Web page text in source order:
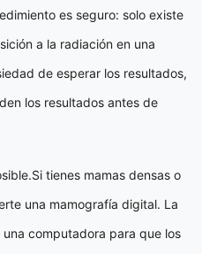
es seguro: solo existe
a la radiación en una
de esperar los resultados,
los resultados antes de
tienes mamas densas o
una mamografía digital. La
computadora para que los